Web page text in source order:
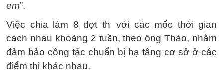
em”.
Việc chia làm 8 đợt thi với các mốc thời gian
cách nhau khoảng 2 tuần, theo ông Thảo, nhằm
đảm bảo công tác chuẩn bị hạ tầng cơ sở ở các
điểm thi khác nhau.